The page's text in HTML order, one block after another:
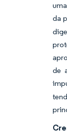
da
de